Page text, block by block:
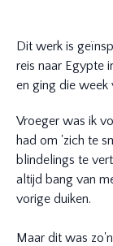
Dit werk is
reis naar Egypte
en ging die week
Vroeger was ik
had om 'zich te
blindelings te
altijd bang van
vorige duiken.
Maar dit was